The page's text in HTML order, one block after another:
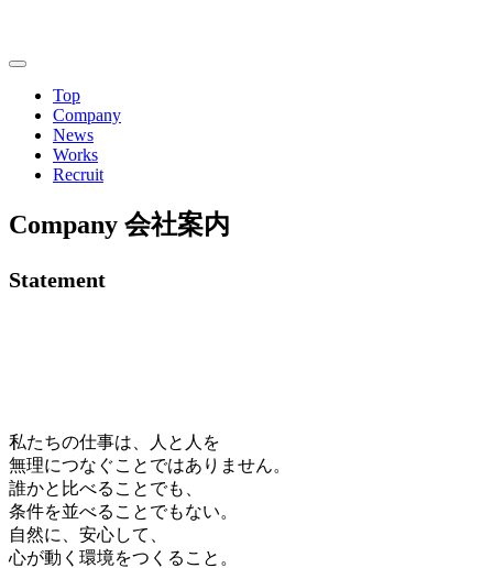
Top
Company
News
Works
Recruit
Company 会社案内
Statement
私たちの仕事は、人と人を
無理につなぐことではありません。
誰かと比べることでも、
条件を並べることでもない。
自然に、安心して、
心が動く環境をつくること。